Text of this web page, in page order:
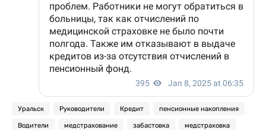
Уральск Руководители Кредит пенсионные накопления
Водители медстрахование забастовка медстраховка